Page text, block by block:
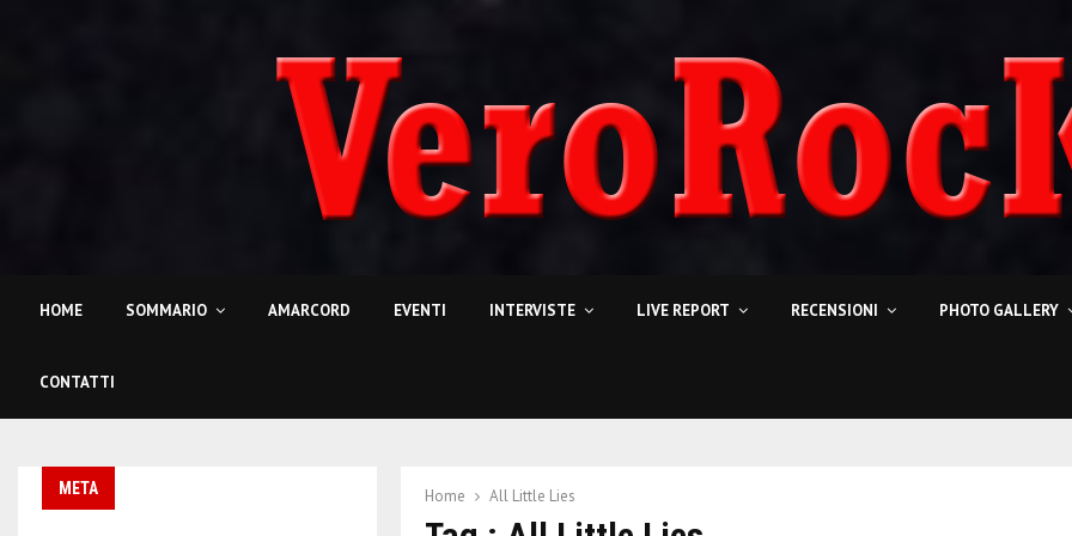
HOME SOMMARIO AMARCORD EVENTI INTERVISTE LIVE REPORT RECENSIONI PHOTO GALLERY
CONTATTI
Home All Little Lies
META